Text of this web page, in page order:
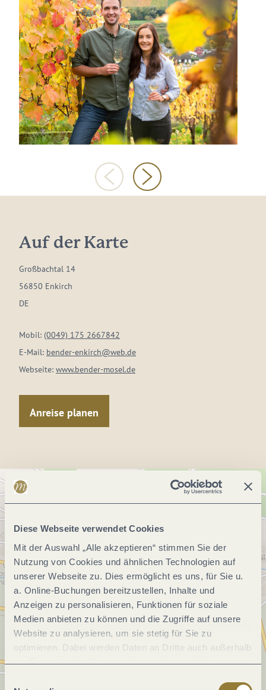
Diese Webseite verwendet Cookies
Mit der Auswahl „Alle akzeptieren“ stimmen Sie der
Nutzung von Cookies und ähnlichen Technologien auf
unserer Webseite zu. Dies ermöglicht es uns, für Sie u.
a. Online-Buchungen bereitzustellen, Inhalte und
Anzeigen zu personalisieren, Funktionen für soziale
Medien anbieten zu können und die Zugriffe auf unsere
Website zu analysieren, um sie stetig für Sie zu
optimieren. Dabei werden Daten an Dritte auch außerhalb
der Europäischen Union weitergegeben und dort
Auf der Karte
Großbachtal 14
56850 Enkirch
DE
Mobil: (0049) 175 2667842
E-Mail: bender-enkirch@web.de
Webseite: www.bender-mosel.de
Anreise planen